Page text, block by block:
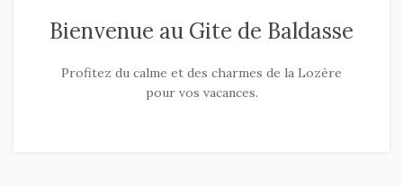
Bienvenue au Gite de Baldasse
Profitez du calme et des charmes de la Lozère
pour vos vacances.